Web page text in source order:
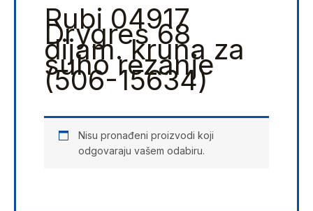
Rubi 04917
Drygres 68
dijam. kruna za
suho rezanje
(506-15634)
Nisu pronađeni proizvodi koji
odgovaraju vašem odabiru.